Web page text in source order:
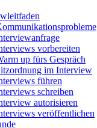
vorbereiten
up fürs Gespräch
im Interview
führen
schreiben
autorisieren
veröffentlichen